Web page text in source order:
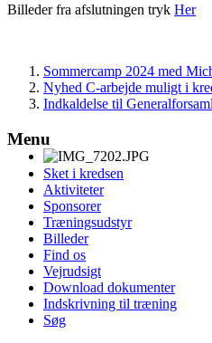
Billeder fra afslutningen tryk Her
Sommercamp 2024 med
Nyhed C-arbejde muligt i
Indkaldelse til
Menu
Sket i kredsen
Aktiviteter
Sponsorer
Træningsudstyr
Billeder
Find os
Vejrudsigt
Download dokumenter
Indskrivning til træning
Søg